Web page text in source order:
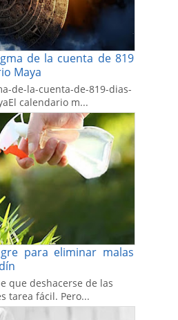
de la cuenta de 819
Maya
de-la-cuenta-de-819-dias-
calendario m...
para eliminar malas
que deshacerse de las
tarea fácil. Pero...